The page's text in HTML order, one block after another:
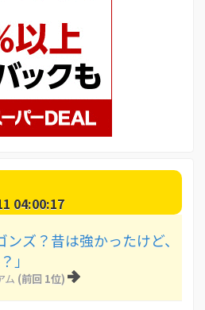
04:00:17
ズ？昔は強かったけど、
」
ム (前回 1位)